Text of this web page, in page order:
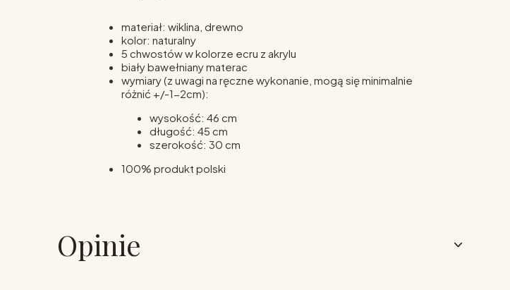
materiał: wiklina, drewno
kolor: naturalny
5 chwostów w kolorze ecru z akrylu
biały bawełniany materac
wymiary (z uwagi na ręczne wykonanie, mogą się minimalnie
różnić +/-1-2cm):
wysokość: 46 cm
długość: 45 cm
szerokość: 30 cm
100% produkt polski
Opinie